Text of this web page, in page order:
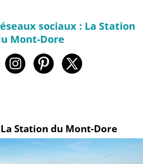
sociaux : La Station
Mont-Dore
Station du Mont-Dore